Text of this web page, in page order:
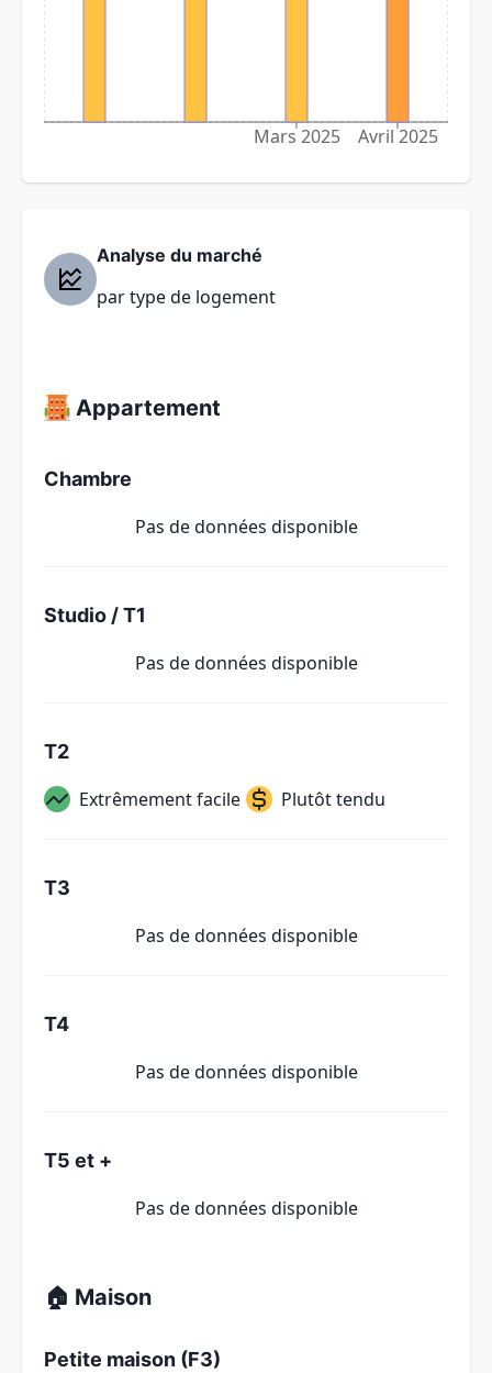
Mars 2025 Avril 2025
Analyse du marché
par type de logement
Appartement
Chambre
Pas de données disponible
Studio / T1
Pas de données disponible
T2
Extrêmement facile Plutôt tendu
T3
Pas de données disponible
T4
Pas de données disponible
T5 et +
Pas de données disponible
🏠 Maison
Petite maison (F3)